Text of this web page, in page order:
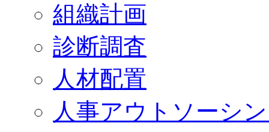
組織計画
診断調査
人材配置
人事アウトソーシ